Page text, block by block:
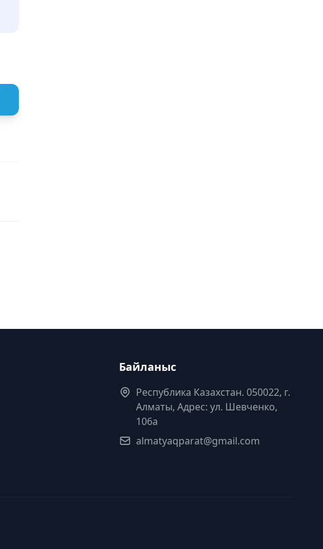
Байланыс
Республика Казахстан. 050022, г.
Алматы, Адрес: ул. Шевченко,
106а
almatyaqparat@gmail.com